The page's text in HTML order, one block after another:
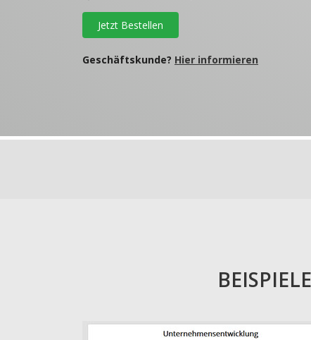
Jetzt Bestellen
Geschäftskunde? Hier informieren